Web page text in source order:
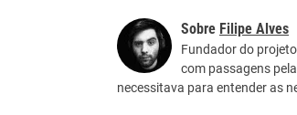
Este conteúdo não tem a
Outro
Filipe Alves
Fundador do
com passagens
necessitava para entender as